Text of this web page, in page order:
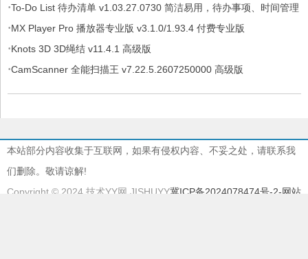
·To-Do List 待办清单 v1.03.27.0730 简洁易用，待办事项、时间管理
软件，解锁专业版
·MX Player Pro 播放器专业版 v3.1.0/1.93.4 付费专业版
·Knots 3D 3D绳结 v11.4.1 高级版
·CamScanner 全能扫描王 v7.22.5.2607250000 高级版
本站部分内容收集于互联网，如果有侵权内容、不妥之处，请联系我
们删除。敬请谅解!
Copyright © 2024 技术YY网 JISHUYY冀ICP备2024078474号-2-网站